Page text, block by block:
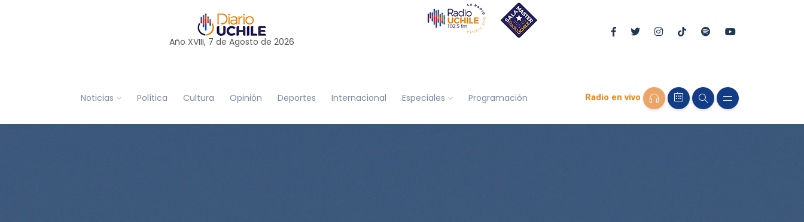
Año XVIII, 7 de Agosto de 2026
Noticias Política Cultura Opinión Deportes Internacional Especiales Programación Radio en vivo